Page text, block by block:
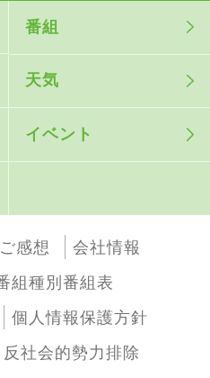
番組
天気
イベント
感想
会社情報
組種別番組表
個人情報保護方針
反社会的勢力排除